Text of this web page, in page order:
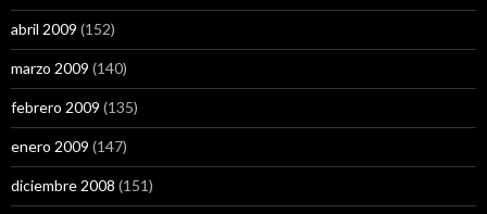
abril 2009 (152)
marzo 2009 (140)
febrero 2009 (135)
enero 2009 (147)
diciembre 2008 (151)